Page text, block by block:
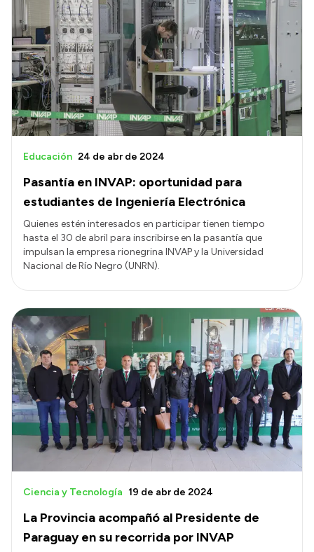
Pasantía en INVAP: oportunidad para
estudiantes de Ingeniería Electrónica
Educación 24 de abr de 2024
Quienes estén interesados en participar tienen tiempo
hasta el 30 de abril para inscribirse en la pasantía que
impulsan la empresa rionegrina INVAP y la Universidad
Nacional de Río Negro (UNRN).
La Provincia acompañó al Presidente de
Paraguay en su recorrida por INVAP
Ciencia y Tecnología 19 de abr de 2024